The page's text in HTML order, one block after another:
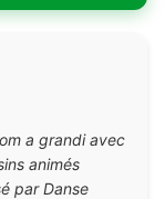
a grandi avec
animés
par Danse